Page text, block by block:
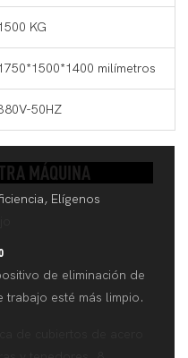
KG
milímetros
50HZ
MÁQUINA
Elígenos
de eliminación de
esté más limpio.